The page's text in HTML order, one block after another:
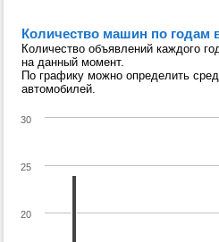
Количество машин по годам
Количество объявлений каждого
на данный момент.
По графику можно определить
автомобилей.
20
25
30